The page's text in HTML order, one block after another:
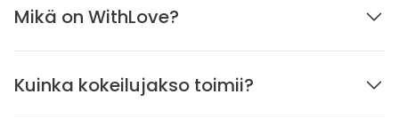
Mikä on WithLove?
Kuinka kokeilujakso toimii?